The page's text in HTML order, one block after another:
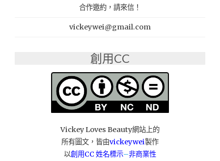
合作邀約，請來信！
vickeywei@gmail.com
創用CC
Vickey Loves Beauty網站上的
所有圖文，皆由vickeywei製作
以創用CC 姓名標示–非商業性